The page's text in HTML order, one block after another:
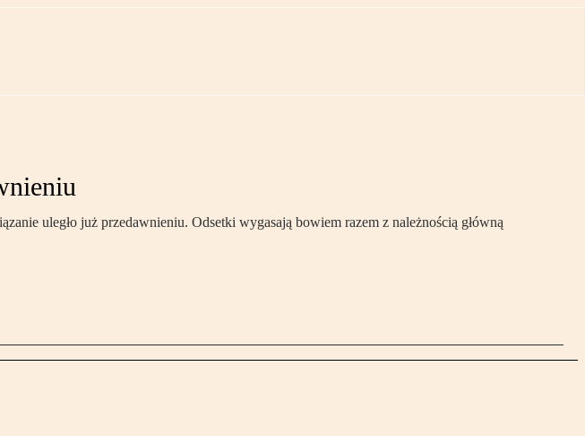
uległo już przedawnieniu. Odsetki wygasają bowiem razem z należnością główną